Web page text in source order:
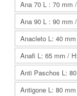
Ana 70 L : 70 mm
Ana 90 L : 90 mm
Anacleto L: 40
Anafi L: 65 mm /
Anti Paschos L:
Antigone L: 80